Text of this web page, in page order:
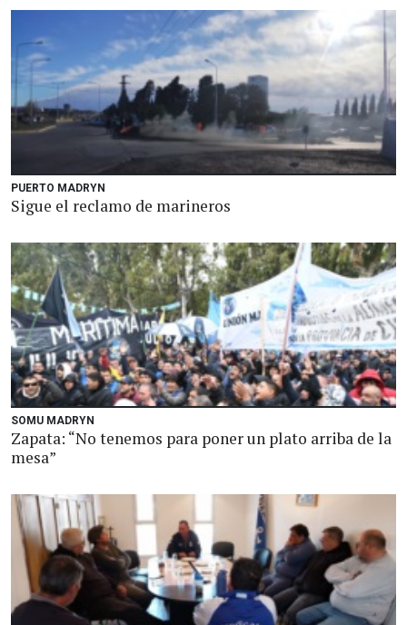
PUERTO MADRYN
Sigue el reclamo de marineros
SOMU MADRYN
Zapata: “No tenemos para poner un plato arriba de la
mesa”